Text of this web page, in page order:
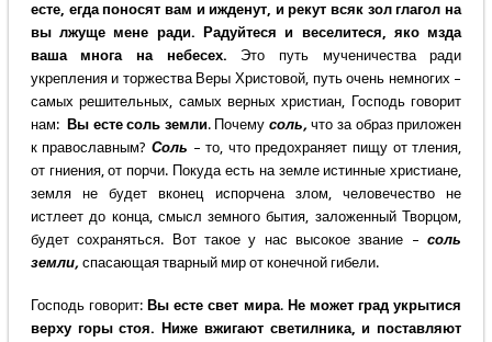
есте, егда поносят вам и ижденут, и рекут всяк зол глагол на
вы лжуще мене ради. Радуйтеся и веселитеся, яко мзда
ваша многа на небесех. Это путь мученичества ради
укрепления и торжества Веры Христовой, путь очень немногих –
самых решительных, самых верных христиан, Господь говорит
нам: Вы есте соль земли. Почему соль,что за образ приложен
к православным? Соль – то, что предохраняет пищу от тления,
от гниения, от порчи. Покуда есть на земле истинные христиане,
земля не будет вконец испорчена злом, человечество не
истлеет до конца, смысл земного бытия, заложенный Творцом,
будет сохраняться. Вот такое у нас высокое звание –соль
земли, спасающая тварный мир от конечной гибели.
Господь говорит: Вы есте свет мира. Не может град укрытися
верху горы стоя. Ниже вжигают светилника, и поставляют